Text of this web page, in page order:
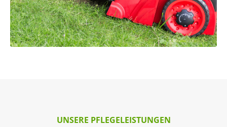
UNSERE PFLEGELEISTUNGEN